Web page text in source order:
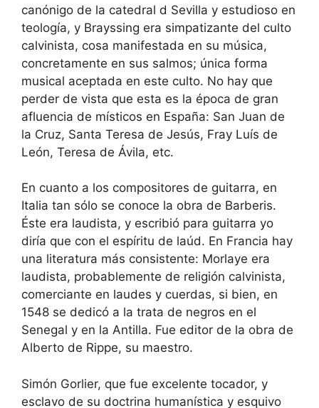
canónigo de la catedral d Sevilla y estudioso en
teología, y Brayssing era simpatizante del culto
calvinista, cosa manifestada en su música,
concretamente en sus salmos; única forma
musical aceptada en este culto. No hay que
perder de vista que esta es la época de gran
afluencia de místicos en España: San Juan de
la Cruz, Santa Teresa de Jesús, Fray Luís de
León, Teresa de Ávila, etc.
En cuanto a los compositores de guitarra, en
Italia tan sólo se conoce la obra de Barberis.
Éste era laudista, y escribió para guitarra yo
diría que con el espíritu de laúd. En Francia hay
una literatura más consistente: Morlaye era
laudista, probablemente de religión calvinista,
comerciante en laudes y cuerdas, si bien, en
1548 se dedicó a la trata de negros en el
Senegal y en la Antilla. Fue editor de la obra de
Alberto de Rippe, su maestro.
Simón Gorlier, que fue excelente tocador, y
esclavo de su doctrina humanística y esquivo